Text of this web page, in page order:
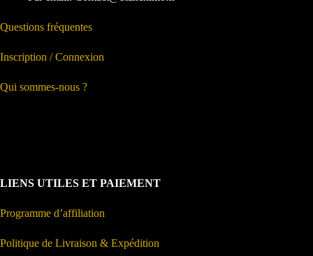
Questions fréquentes
Inscription / Connexion
Qui sommes-nous ?
LIENS UTILES ET PAIEMENT
Programme d’affiliation
Politique de Livraison & Expédition